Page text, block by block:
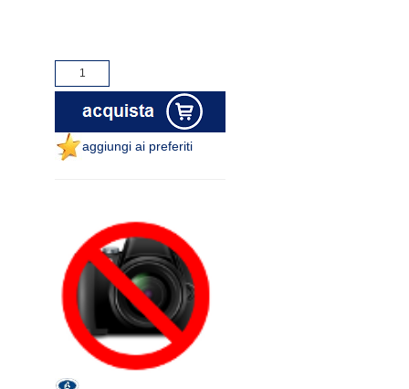
aggiungi ai preferiti